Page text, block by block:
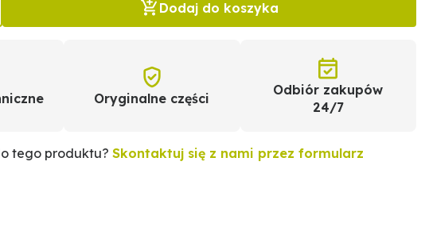
Dodaj do koszyka
Oryginalne części
Odbiór zakupów
24/7
tego produktu? Skontaktuj się z nami przez formularz